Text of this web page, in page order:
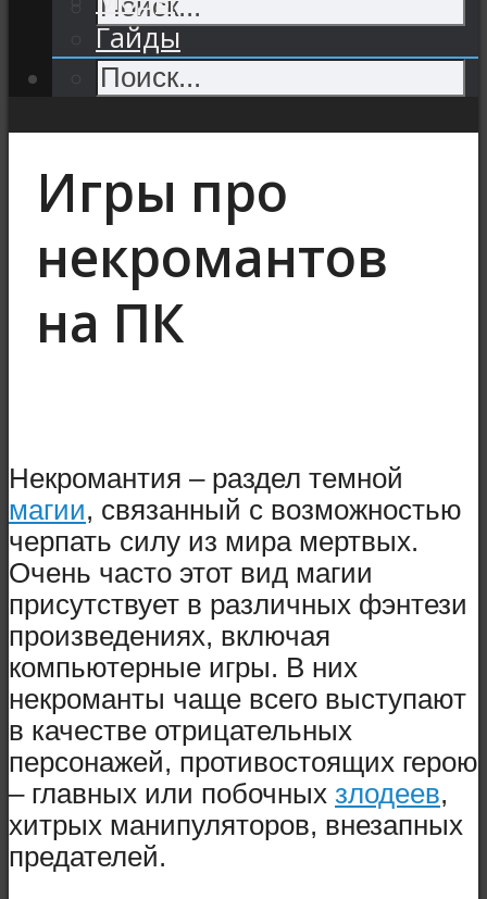
Гайды
Игры про
некромантов
на ПК
Некромантия – раздел темной
магии, связанный с возможностью
черпать силу из мира мертвых.
Очень часто этот вид магии
присутствует в различных фэнтези
произведениях, включая
компьютерные игры. В них
некроманты чаще всего выступают
в качестве отрицательных
персонажей, противостоящих герою
– главных или побочных злодеев,
хитрых манипуляторов, внезапных
предателей.